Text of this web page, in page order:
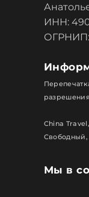
Мы в
ИНН:
ОГРНИП:
China
Свободный,